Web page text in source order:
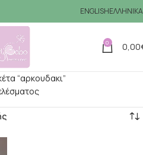
ENGLISHΕΛΛΗΝΙΚΆ
0 0,00
“αρκουδακι”